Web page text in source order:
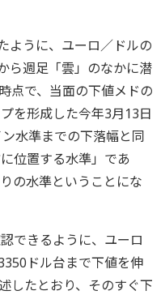
ように、ユーロ／ドルの
ら週足「雲」のなかに潜
点で、当面の下値メドの
を形成した今年3月13日
水準までの下落幅と同
位置する水準」であ
の水準ということにな
できるように、ユーロ
ドル台まで下値を伸
したとおり、そのすぐ下